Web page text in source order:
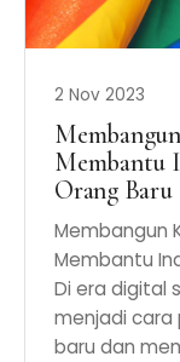
2 Nov 2023
Membantu
Orang Baru
Membangun
Membantu
Di era digital
menjadi cara
baru dan